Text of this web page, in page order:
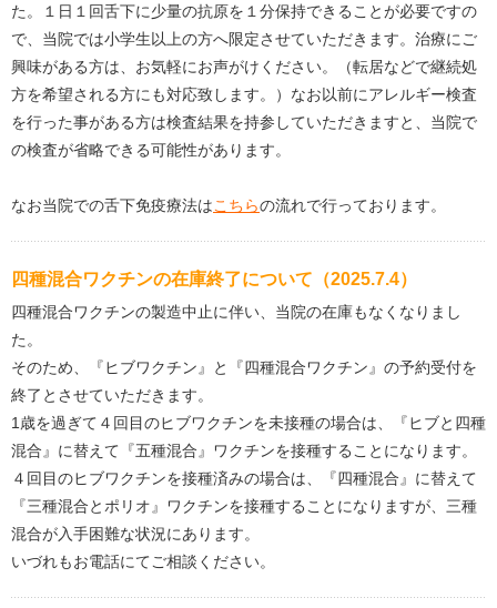
た。１日１回舌下に少量の抗原を１分保持できることが必要ですの
で、当院では小学生以上の方へ限定させていただきます。治療にご
興味がある方は、お気軽にお声がけください。（転居などで継続処
方を希望される方にも対応致します。）なお以前にアレルギー検査
を行った事がある方は検査結果を持参していただきますと、当院で
の検査が省略できる可能性があります。
なお当院での舌下免疫療法はこちらの流れで行っております。
四種混合ワクチンの在庫終了について（2025.7.4）
四種混合ワクチンの製造中止に伴い、当院の在庫もなくなりまし
た。
そのため、『ヒブワクチン』と『四種混合ワクチン』の予約受付を
終了とさせていただきます。
1歳を過ぎて４回目のヒブワクチンを未接種の場合は、『ヒブと四種
混合』に替えて『五種混合』ワクチンを接種することになります。
４回目のヒブワクチンを接種済みの場合は、『四種混合』に替えて
『三種混合とポリオ』ワクチンを接種することになりますが、三種
混合が入手困難な状況にあります。
いづれもお電話にてご相談ください。